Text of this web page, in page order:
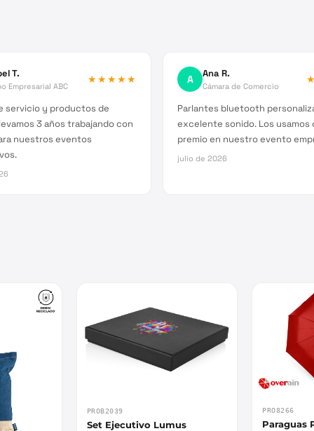
T.
Empresarial ABC
★★★★★
servicio y productos de
3 años trabajando con
nuestros eventos
A Ana R.
Cámara de Comercio
Parlantes bluetooth
excelente sonido. Los usamos
premio en nuestro evento
julio de 2026
PROB2039
Set Ejecutivo Lumus
PRO8266
Paraguas